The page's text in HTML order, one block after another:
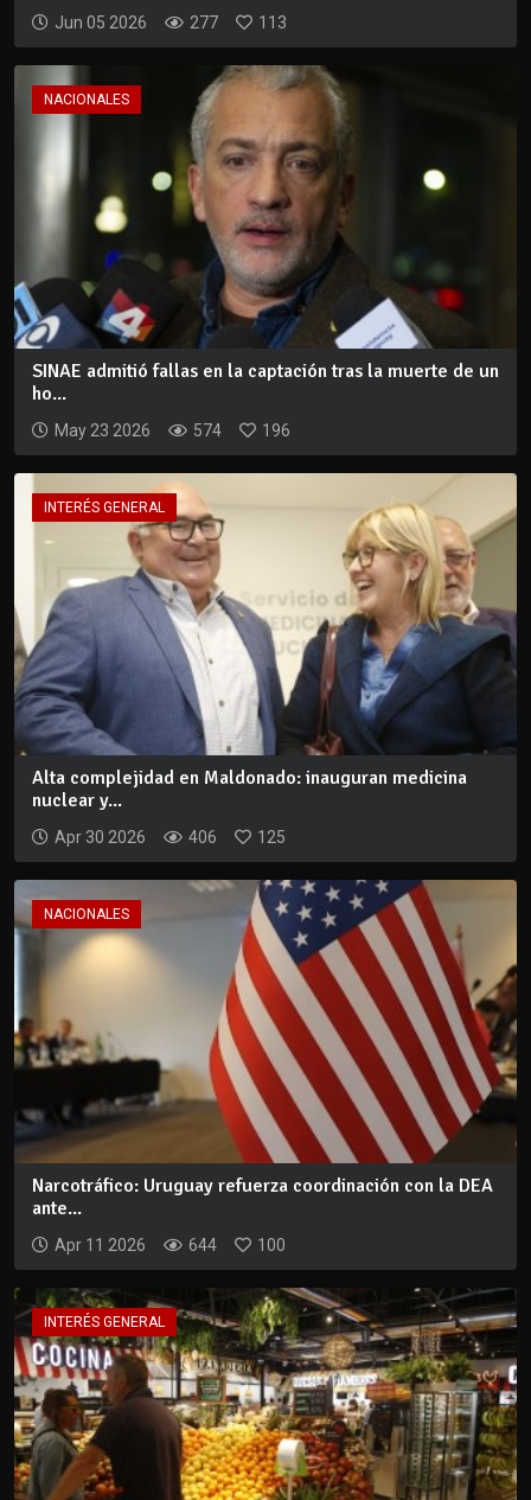
Jun 05 2026 277 113
NACIONALES
SINAE admitió fallas en la captación tras la muerte de un
ho...
May 23 2026 574 196
INTERÉS GENERAL
Alta complejidad en Maldonado: inauguran medicina
nuclear y...
Apr 30 2026 406 125
NACIONALES
Narcotráfico: Uruguay refuerza coordinación con la DEA
ante...
Apr 11 2026 644 100
INTERÉS GENERAL